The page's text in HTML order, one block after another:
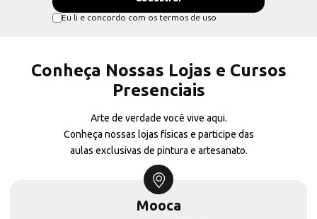
Eu li e concordo com os termos de uso
Conheça Nossas Lojas e Cursos
Presenciais
Arte de verdade você vive aqui.
Conheça nossas lojas físicas e participe das
aulas exclusivas de pintura e artesanato.
Mooca